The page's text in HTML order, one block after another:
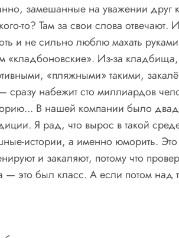
замешанные на уважении друг
то? Там за свои слова отвечают.
и не сильно люблю махать
Из-за
«пляжными» такими,
набежит сто миллиардов
В нашей компании было
Я рад, что вырос в такой
истории, а именно юморить. Это
и закаляют, потому что
— это был класс. А если потом